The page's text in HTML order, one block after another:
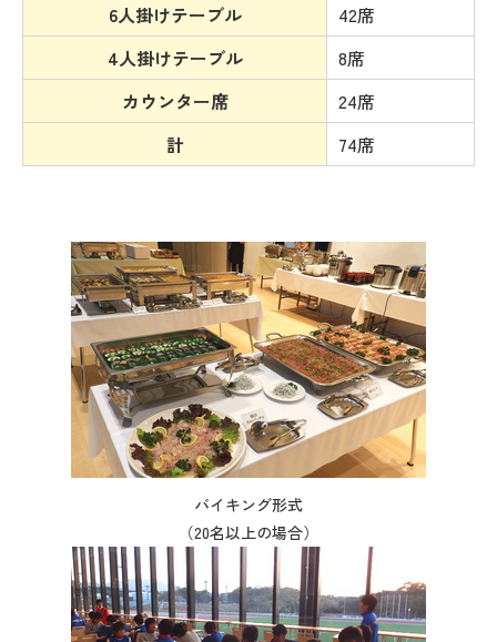
6人掛けテーブル
42席
4人掛けテーブル
8席
カウンター席
24席
計
74席
バイキング形式
（20名以上の場合）